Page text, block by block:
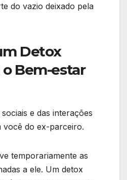
do vazio deixado pela
Detox
Bem-estar
e das interações
você do ex-parceiro.
temporariamente as
a ele. Um detox